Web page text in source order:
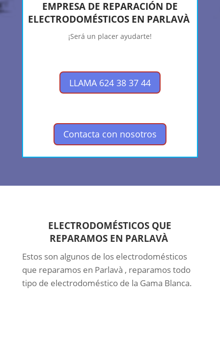
EMPRESA DE REPARACIÓN DE
ELECTRODOMÉSTICOS EN PARLAVÀ
¡Será un placer ayudarte!
LLAMA 624 38 37 44
Contacta con nosotros
ELECTRODOMÉSTICOS QUE
REPARAMOS EN PARLAVÀ
Estos son algunos de los electrodomésticos
que reparamos en Parlavà , reparamos todo
tipo de electrodoméstico de la Gama Blanca.